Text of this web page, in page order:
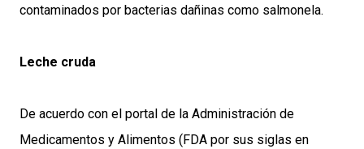
contaminados por bacterias dañinas como salmonela.
Leche cruda
De acuerdo con el portal de la Administración de
Medicamentos y Alimentos (FDA por sus siglas en